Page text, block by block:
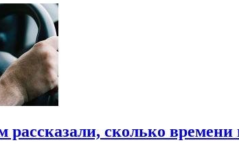
рассказали, сколько